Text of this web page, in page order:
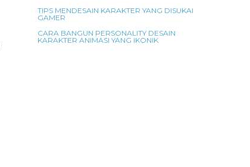
TIPS MENDESAIN KARAKTER YANG DISUKAI
GAMER
CARA BANGUN PERSONALITY DESAIN
KARAKTER ANIMASI YANG IKONIK